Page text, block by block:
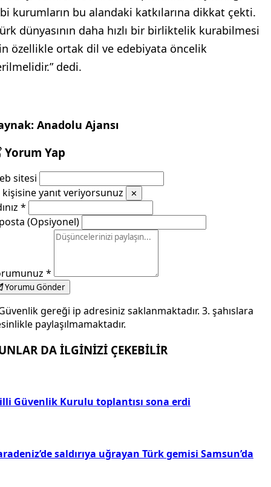
kurumların bu alandaki katkılarına dikkat çekti.
dünyasının daha hızlı bir birliktelik kurabilmesi
özellikle ortak dil ve edebiyata öncelik
dedi.
Anadolu Ajansı
Yorum Yap
sitesi
kişisine yanıt veriyorsunuz
✕
*
(Opsiyonel)
*
Yorumu Gönder
gereği ip adresiniz saklanmaktadır. 3. şahıslara
paylaşılmamaktadır.
DA İLGİNİZİ ÇEKEBİLİR
Güvenlik Kurulu toplantısı sona erdi
saldırıya uğrayan Türk gemisi Samsun’da